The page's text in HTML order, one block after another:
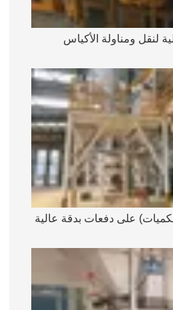
لنقل ومناولة الأكياس
على دفعات بدقة عالية